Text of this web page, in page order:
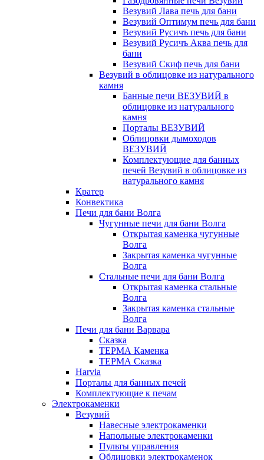
Везувий Лава печь для бани
Везувий Оптимум печь для бани
Везувий Русичъ печь для бани
Везувий Русичъ Аква печь для
бани
Везувий Скиф печь для бани
Везувий в облицовке из натурального
камня
Банные печи ВЕЗУВИЙ в
облицовке из натурального
камня
Порталы ВЕЗУВИЙ
Облицовки дымоходов
ВЕЗУВИЙ
Комплектующие для банных
печей Везувий в облицовке из
натурального камня
Кратер
Конвектика
Печи для бани Волга
Чугунные печи для бани Волга
Открытая каменка чугунные
Волга
Закрытая каменка чугунные
Волга
Стальные печи для бани Волга
Открытая каменка стальные
Волга
Закрытая каменка стальные
Волга
Печи для бани Варвара
Сказка
ТЕРМА Каменка
ТЕРМА Сказка
Harvia
Порталы для банных печей
Комплектующие к печам
Электрокаменки
Везувий
Навесные электрокаменки
Напольные электрокаменки
Пульты управления
Облицовки электрокаменок